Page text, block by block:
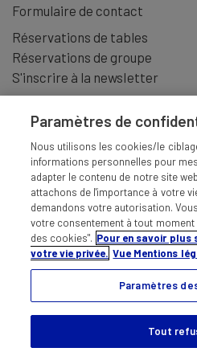
Formulaire de contact
Réservations de tables
Réservations de groupe
S'inscrire à la newsletter
MENTIONS LÉGALES
Paramètres de
Nous utilisons les cookies/le
informations personnelles pour
adapter le contenu de notre site
attachons de l'importance à votre
demandons votre autorisation.
votre consentement à tout moment
des cookies". Pour en savoir plus
votre vie privée. Vue Mentions
Paramètres
Tout